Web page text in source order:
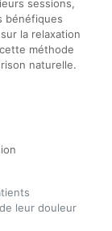
sessions,
bénéfiques
la relaxation
méthode
naturelle.
leur douleur